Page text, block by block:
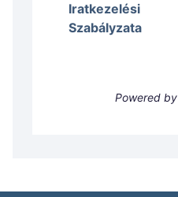
Iratkezelési
Szabályzata
Powered by